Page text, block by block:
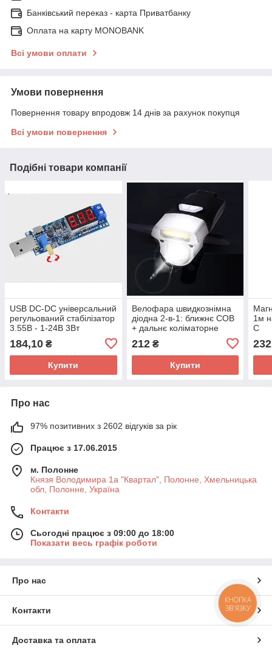
Банківський переказ - карта Приватбанку
Оплата на карту MONOBANK
Всі умови оплати
Умови повернення
Повернення товару впродовж 14 днів за рахунок покупця
Всі умови повернення
Подібні товари компанії
USB DC-DC універсальний
регульований стабілізатор
3.55В - 1-24В 3Вт
184,10 ₴
Купити
Велофара швидкознімна
діодна 2-в-1: ближнє COB
+ дальнє коліматорне
акумулятором 3,7 В
212₴
Купити
1м
C
Про нас
97% позитивних з 2602 відгуків за рік
Працює з 17.06.2015
м. Полонне
Князя Володимира 1а "Квартал", Полонне, Хмельницька
обл, Полонне, Україна
Контакти
Сьогодні працює з 09:00 до 18:00
Показати весь графік роботи
Про нас
Контакти
Доставка та оплата
КНОПКА
ЗВ'ЯЗКУ